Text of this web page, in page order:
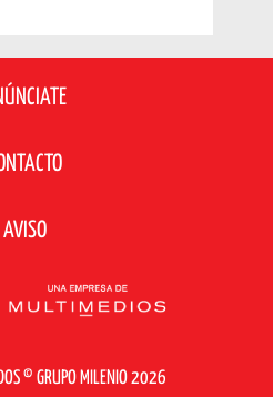
AVISO
© GRUPO MILENIO 2026